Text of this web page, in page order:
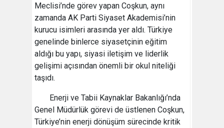
Meclisi’nde görev yapan Coşkun, aynı
zamanda AK Parti Siyaset Akademisi’nin
kurucu isimleri arasında yer aldı. Türkiye
genelinde binlerce siyasetçinin eğitim
aldığı bu yapı, siyasi iletişim ve liderlik
gelişimi açısından önemli bir okul niteliği
taşıdı.
Enerji ve Tabii Kaynaklar Bakanlığı’nda
Genel Müdürlük görevi de üstlenen Coşkun,
Türkiye’nin enerji dönüşüm sürecinde kritik